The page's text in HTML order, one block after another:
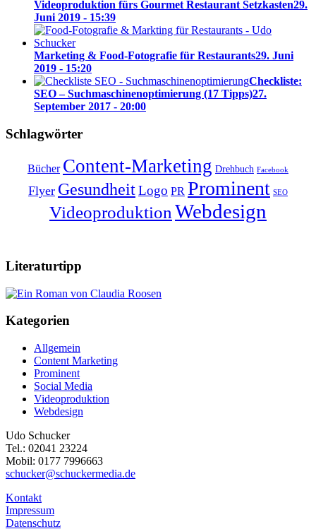
Videoproduktion fürs Gourmet Restaurant Setzkasten29.
Juni 2019 - 15:39
Marketing & Food-Fotografie für Restaurants29. Juni
2019 - 15:20
Checkliste:
SEO – Suchmaschinenoptimierung (17 Tipps)27.
September 2017 - 20:00
Schlagwörter
Bücher Content-Marketing Drehbuch Facebook
Flyer GesundheitLogo PR Prominent SEO
Videoproduktion Webdesign
Literaturtipp
Kategorien
Allgemein
Content Marketing
Prominent
Social Media
Videoproduktion
Webdesign
Udo Schucker
Tel.: 02041 23224
Mobil: 0177 7996663
schucker@schuckermedia.de
Kontakt
Impressum
Datenschutz